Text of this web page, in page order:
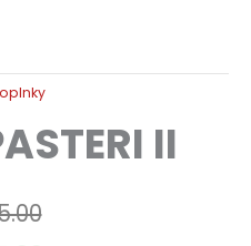
II
Pôvodná
Aktuálna